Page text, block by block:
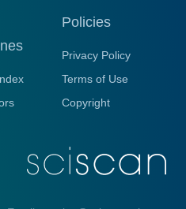
Policies
Privacy Policy
Terms of Use
Copyright